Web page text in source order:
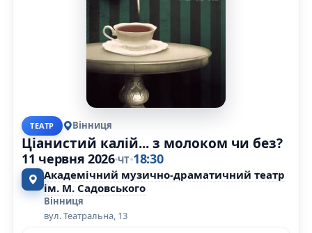
ТЕАТР Вінниця
Ціанистий калій... з молоком чи без?
11 червня 2026 ЧТ 18:30
Академічний музично-драматичний театр
ім. М. Садовського
Вінниця
вул. Театральна, 13